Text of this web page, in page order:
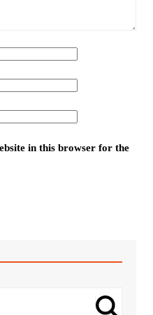
in this browser for the